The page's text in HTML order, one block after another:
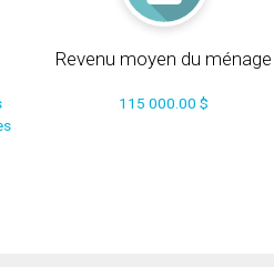
Revenu moyen du ménage
115 000.00 $